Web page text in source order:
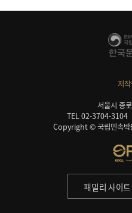
저
서울시 종
TEL 02-3704-3104
Copyright © 국립민속
패밀리 사이트